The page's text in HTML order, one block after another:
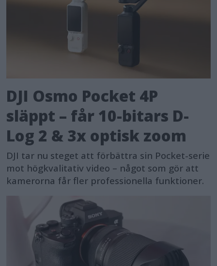
DJI Osmo Pocket 4P
släppt – får 10-bitars D-
Log 2 & 3x optisk zoom
DJI tar nu steget att förbättra sin Pocket-serie
mot högkvalitativ video – något som gör att
kamerorna får fler professionella funktioner.